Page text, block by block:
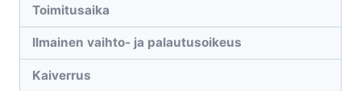
Toimitusaika
Ilmainen vaihto- ja palautusoikeus
Kaiverrus